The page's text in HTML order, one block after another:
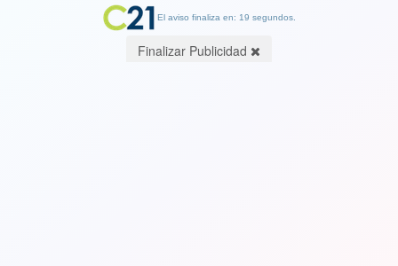
El aviso finaliza en: 19 segundos.
Finalizar Publicidad